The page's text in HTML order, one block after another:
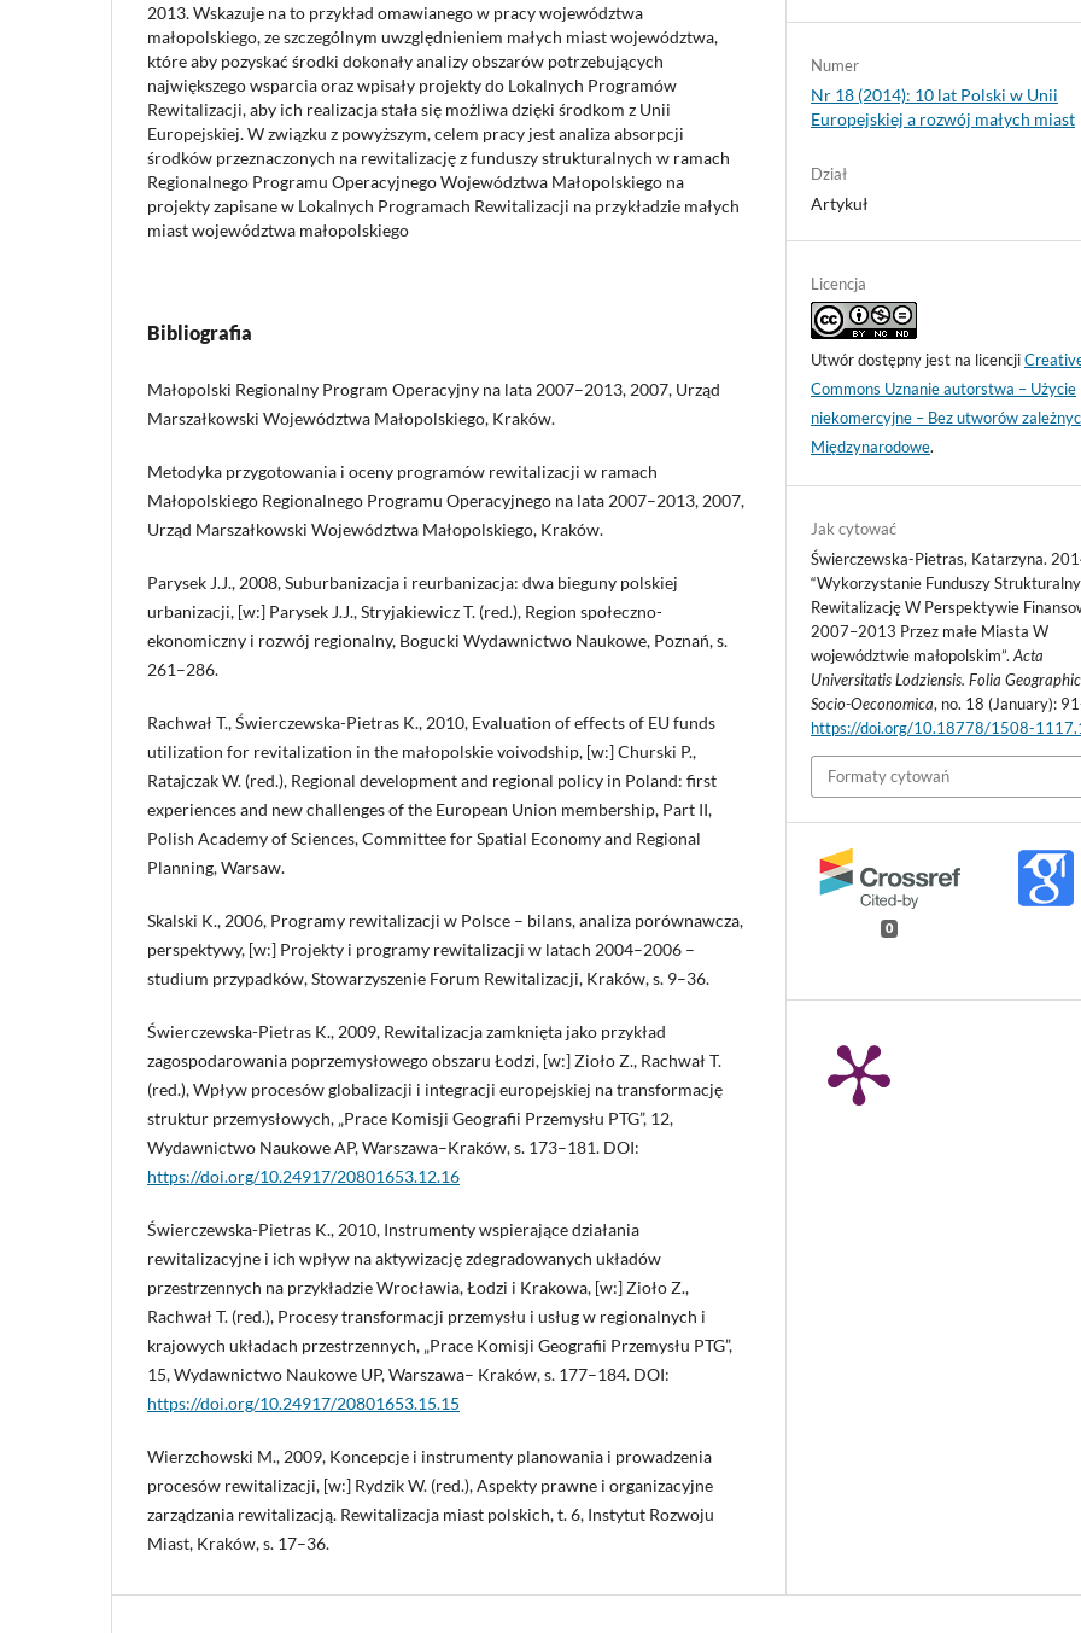
2013. Wskazuje na to przykład omawianego w pracy województwa
małopolskiego, ze szczególnym uwzględnieniem małych miast województwa,
które aby pozyskać środki dokonały analizy obszarów potrzebujących
największego wsparcia oraz wpisały projekty do Lokalnych Programów
Rewitalizacji, aby ich realizacja stała się możliwa dzięki środkom z Unii
Europejskiej. W związku z powyższym, celem pracy jest analiza absorpcji
środków przeznaczonych na rewitalizację z funduszy strukturalnych w ramach
Regionalnego Programu Operacyjnego Województwa Małopolskiego na
projekty zapisane w Lokalnych Programach Rewitalizacji na przykładzie małych
miast województwa małopolskiego
Bibliografia
Małopolski Regionalny Program Operacyjny na lata 2007–2013, 2007, Urząd
Marszałkowski Województwa Małopolskiego, Kraków.
Metodyka przygotowania i oceny programów rewitalizacji w ramach
Małopolskiego Regionalnego Programu Operacyjnego na lata 2007–2013, 2007,
Urząd Marszałkowski Województwa Małopolskiego, Kraków.
Parysek J.J., 2008, Suburbanizacja i reurbanizacja: dwa bieguny polskiej
urbanizacji, [w:] Parysek J.J., Stryjakiewicz T. (red.), Region społeczno-
ekonomiczny i rozwój regionalny, Bogucki Wydawnictwo Naukowe, Poznań, s.
261–286.
Rachwał T., Świerczewska-Pietras K., 2010, Evaluation of effects of EU funds
utilization for revitalization in the małopolskie voivodship, [w:] Churski P.,
Ratajczak W. (red.), Regional development and regional policy in Poland: first
experiences and new challenges of the European Union membership, Part II,
Polish Academy of Sciences, Committee for Spatial Economy and Regional
Planning, Warsaw.
Skalski K., 2006, Programy rewitalizacji w Polsce – bilans, analiza porównawcza,
perspektywy, [w:] Projekty i programy rewitalizacji w latach 2004–2006 –
studium przypadków, Stowarzyszenie Forum Rewitalizacji, Kraków, s. 9–36.
Świerczewska-Pietras K., 2009, Rewitalizacja zamknięta jako przykład
zagospodarowania poprzemysłowego obszaru Łodzi, [w:] Zioło Z., Rachwał T.
(red.), Wpływ procesów globalizacji i integracji europejskiej na transformację
struktur przemysłowych, „Prace Komisji Geografii Przemysłu PTG”, 12,
Wydawnictwo Naukowe AP, Warszawa–Kraków, s. 173–181. DOI:
https://doi.org/10.24917/20801653.12.16
Świerczewska-Pietras K., 2010, Instrumenty wspierające działania
rewitalizacyjne i ich wpływ na aktywizację zdegradowanych układów
przestrzennych na przykładzie Wrocławia, Łodzi i Krakowa, [w:] Zioło Z.,
Rachwał T. (red.), Procesy transformacji przemysłu i usług w regionalnych i
krajowych układach przestrzennych, „Prace Komisji Geografii Przemysłu PTG”,
15, Wydawnictwo Naukowe UP, Warszawa– Kraków, s. 177–184. DOI:
https://doi.org/10.24917/20801653.15.15
Wierzchowski M., 2009, Koncepcje i instrumenty planowania i prowadzenia
procesów rewitalizacji, [w:] Rydzik W. (red.), Aspekty prawne i organizacyjne
zarządzania rewitalizacją. Rewitalizacja miast polskich, t. 6, Instytut Rozwoju
Miast, Kraków, s. 17–36.
Numer
Nr 18 (2014): 10 lat Polski w Unii
Europejskiej a rozwój małych miast
Dział
Artykuł
Licencja
Utwór dostępny jest na licencji
Commons Uznanie autorstwa – Użycie
niekomercyjne – Bez utworów
Międzynarodowe.
Jak cytować
Świerczewska-Pietras, Katarzyna.
“Wykorzystanie Funduszy
Rewitalizację W Perspektywie
2007–2013 Przez małe Miasta W
województwie małopolskim”.Acta
Universitatis Lodziensis. Folia
Socio-Oeconomica, no. 18 (January):
https://doi.org/10.18778/1508-
Formaty cytowań
0